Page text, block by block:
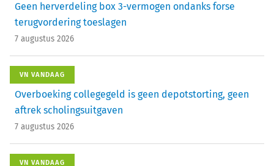
Geen herverdeling box 3-vermogen ondanks forse
terugvordering toeslagen
7 augustus 2026
VN VANDAAG
Overboeking collegegeld is geen depotstorting, geen
aftrek scholingsuitgaven
7 augustus 2026
VN VANDAAG